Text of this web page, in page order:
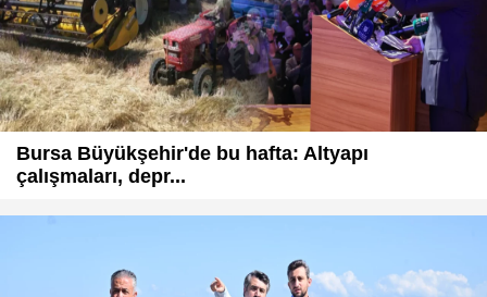
Bursa Büyükşehir'de bu hafta: Altyapı
çalışmaları, depr...